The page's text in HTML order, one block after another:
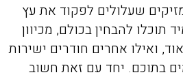
שעלולים לפקוד את עץ
להבחין בכולם, מכיוון
ואילו אחרים חודרים ישירות
בתוכם. יחד עם זאת חשוב